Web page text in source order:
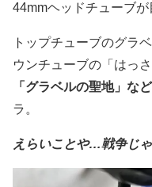
44mmヘッドチューブが
トップチューブのグラ
ウンチューブの「はっ
「グラベルの聖地」な
ラ。
えらいことや…戦争じ